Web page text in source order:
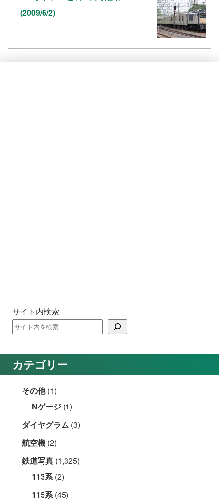
(2009/6/2)
サイト内検索
カテゴリー
その他(1)
Nゲージ (1)
ダイヤグラム (3)
航空機 (2)
鉄道写真 (1,325)
113系(2)
115系(45)